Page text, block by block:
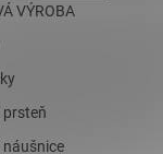
VÝROBA
prsteň